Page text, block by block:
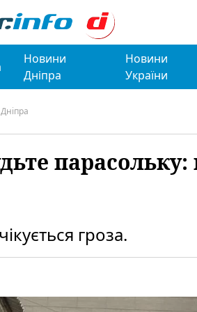
Новини
Дніпра
Новини
України
гроза.